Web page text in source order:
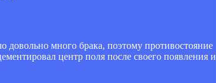
много брака, поэтому противостояние
центр поля после своего появления и